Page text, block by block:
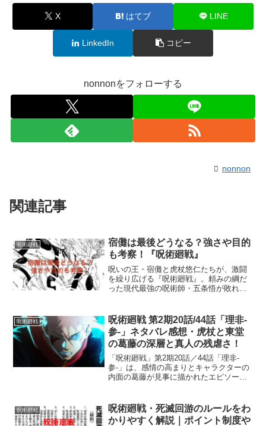
X はてブ LINE
LinkedIn コピー
nonnonをフォローする
nonnon
関連記事
呪術廻戦
宿儺は最後どうなる？強さや目的
も考察！『呪術廻戦』
呪いの王・宿儺と虎杖悠仁たちが、激闘
を繰り広げる『呪術廻戦』。頼みの綱だ
った現代最強の呪術師・五条悟が敗れて
う宿儺の強さが、どれほどなのかも気に
なりますよね。また、虎杖...
呪術廻戦
呪術廻戦 第2期20話/44話「理非-
参-」ネタバレ感想・虎杖と東堂
の葛藤の深層と真人の残虐さ！
「呪術廻戦」第2期20話／44話「理非-
参-」は、感情の高まりとキャラクターの
内面の葛藤が見事に描かれたエピソード
試練が、物語に深い味わいをもたらして
います。ここでは、...
呪術廻戦
呪術廻戦・死滅回游のルールをわ
かりやすく解説｜ポイント制度や